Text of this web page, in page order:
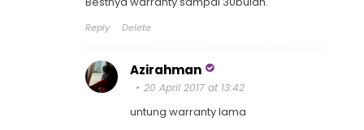
Reply Delete
Azirahman
20 April 2017 at 13:42
untung warranty lama